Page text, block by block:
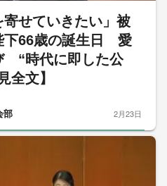
寄せていきたい」被
下66歳の誕生日 愛
“時代に即した公
全文】
部 2月23日